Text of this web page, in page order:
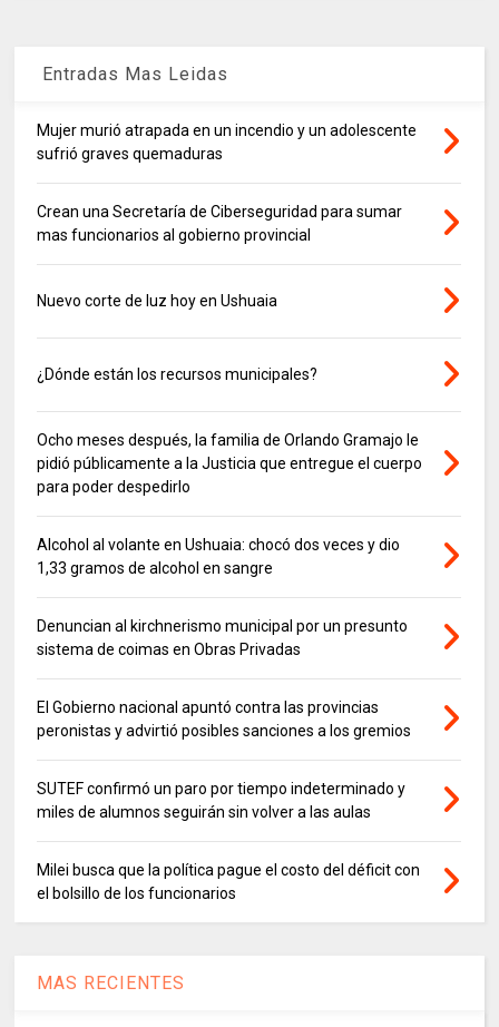
Entradas Mas Leidas
Mujer murió atrapada en un incendio y un adolescente
sufrió graves quemaduras
Crean una Secretaría de Ciberseguridad para sumar
mas funcionarios al gobierno provincial
Nuevo corte de luz hoy en Ushuaia
¿Dónde están los recursos municipales?
Ocho meses después, la familia de Orlando Gramajo le
pidió públicamente a la Justicia que entregue el cuerpo
para poder despedirlo
Alcohol al volante en Ushuaia: chocó dos veces y dio
1,33 gramos de alcohol en sangre
Denuncian al kirchnerismo municipal por un presunto
sistema de coimas en Obras Privadas
El Gobierno nacional apuntó contra las provincias
peronistas y advirtió posibles sanciones a los gremios
SUTEF confirmó un paro por tiempo indeterminado y
miles de alumnos seguirán sin volver a las aulas
Milei busca que la política pague el costo del déficit con
el bolsillo de los funcionarios
MAS RECIENTES